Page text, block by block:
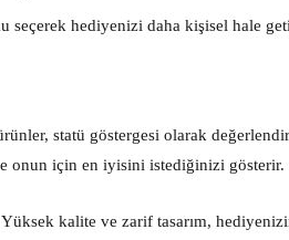
seçerek hediyenizi daha kişisel hale
statü göstergesi olarak
onun için en iyisini istediğinizi gösterir.
kalite ve zarif tasarım,